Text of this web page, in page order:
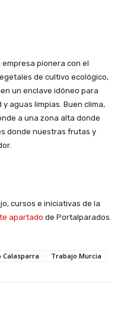
pionera con el
de cultivo ecológico,
un enclave idóneo para
aguas limpias. Buen clima,
a una zona alta donde
donde nuestras frutas y
cursos e iniciativas de la
apartado de Portalparados.
Calasparra Trabajo Murcia